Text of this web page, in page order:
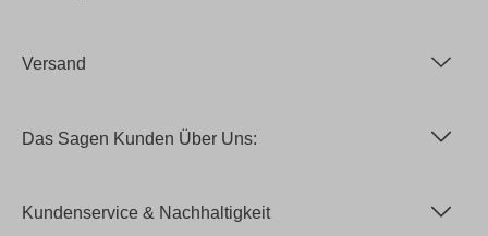
Versand
Das Sagen Kunden Über Uns:
Kundenservice & Nachhaltigkeit